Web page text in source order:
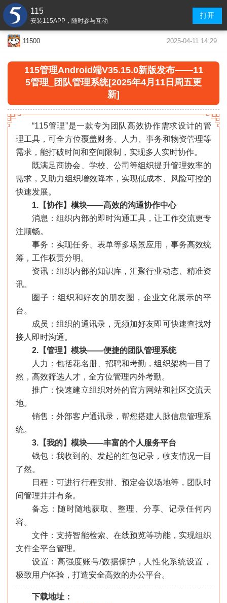
115
安装115APP，随时参与互动
打开
11500 2025-04-11 14:29
115管理Android端V35.15.0新版发布——11
5管理_团队管理系统[2025年4月11日周五更
新]
“115管理”是一款专为团队高效协作需求设计的管
理工具，可全方位覆盖财务、人力、事务和物资管理等
需求，能打破时间和空间限制，实现多人实时协作。
既满足商协会、学校、公司等组织提升管理效率的
需求，又助力组织增效降本，实现低成本、风险可控的
快速发展。
1.【协作】模块——高效的沟通协作中心
消息：组织内部的即时沟通工具，让工作交流更专
注顺畅。
事务：实现任务、表单等多场景应用，事务高效统
筹，工作权责分明。
资讯：组织内部的知识库，汇聚行业动态、精准资
讯。
圈子：组织和好友的朋友圈，企业文化展示的平
台。
成员：组织的通讯录，无须加好友即可快速查找对
接人即时沟通。
2.【管理】模块——便捷的团队管理系统
人力：包括花名册、招聘和考勤，组织架构一目了
然，高效筛选人才，全方位管理内外考勤。
推广：快速建立组织对外的官方网站和社区交流天
地。
销售：外部客户通讯录，帮您搭建人脉信息管理系
统。
3.【我的】模块——丰富的个人服务平台
钱包：我收到的、发起的红包记录，收支情况一目
了然。
日程：可进行行程安排、预定会议场地等，团队时
间管理井井有条。
备忘：随时随地获取、整理、分享、记录任何内
容。
文件：支持智能检索、在线预览等功能，实现组织
文件全平台管理。
设置：高强度账号/数据保护，人性化系统设置，
极致用户体验，打造安全高效的办公平台。
下载地址：